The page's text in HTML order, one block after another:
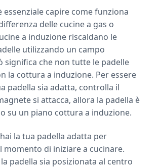
capire come funziona
delle cucine a gas o
a induzione riscaldano le
utilizzando un campo
significa che non tutte le padelle
la cottura a induzione. Per essere
padella sia adatta, controlla il
si attacca, allora la padella è
su un piano cottura a induzione.
la tua padella adatta per
momento di iniziare a cucinare.
padella sia posizionata al centro